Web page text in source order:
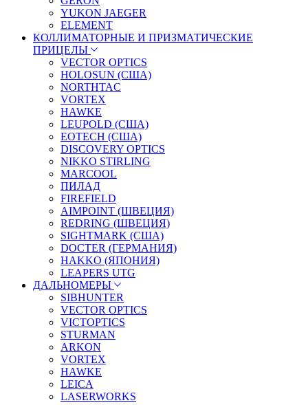
YUKON JAEGER
ELEMENT
КОЛЛИМАТОРНЫЕ И ПРИЗМАТИЧЕСКИЕ
ПРИЦЕЛЫ
VECTOR OPTICS
HOLOSUN (США)
NORTHTAC
VORTEX
HAWKE
LEUPOLD (США)
EOTECH (США)
DISCOVERY OPTICS
NIKKO STIRLING
MARCOOL
ПИЛАД
FIREFIELD
AIMPOINT (ШВЕЦИЯ)
REDRING (ШВЕЦИЯ)
SIGHTMARK (США)
DOCTER (ГЕРМАНИЯ)
HAKKO (ЯПОНИЯ)
LEAPERS UTG
ДАЛЬНОМЕРЫ
SIBHUNTER
VECTOR OPTICS
VICTOPTICS
STURMAN
ARKON
VORTEX
HAWKE
LEICA
LASERWORKS